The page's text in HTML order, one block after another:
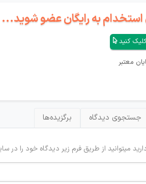
استخدام به رایگان عضو شوید...
کلیک کنید
معتبر
جستجوی دیدگاه برگزیده‌ها
میتوانید از طریق فرم زیر دیدگاه خود را در